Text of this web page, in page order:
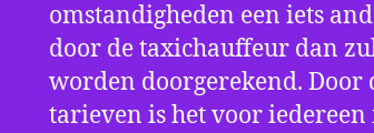
omstandigheden een iets
door de taxichauffeur dan
worden doorgerekend. Door
tarieven is het voor